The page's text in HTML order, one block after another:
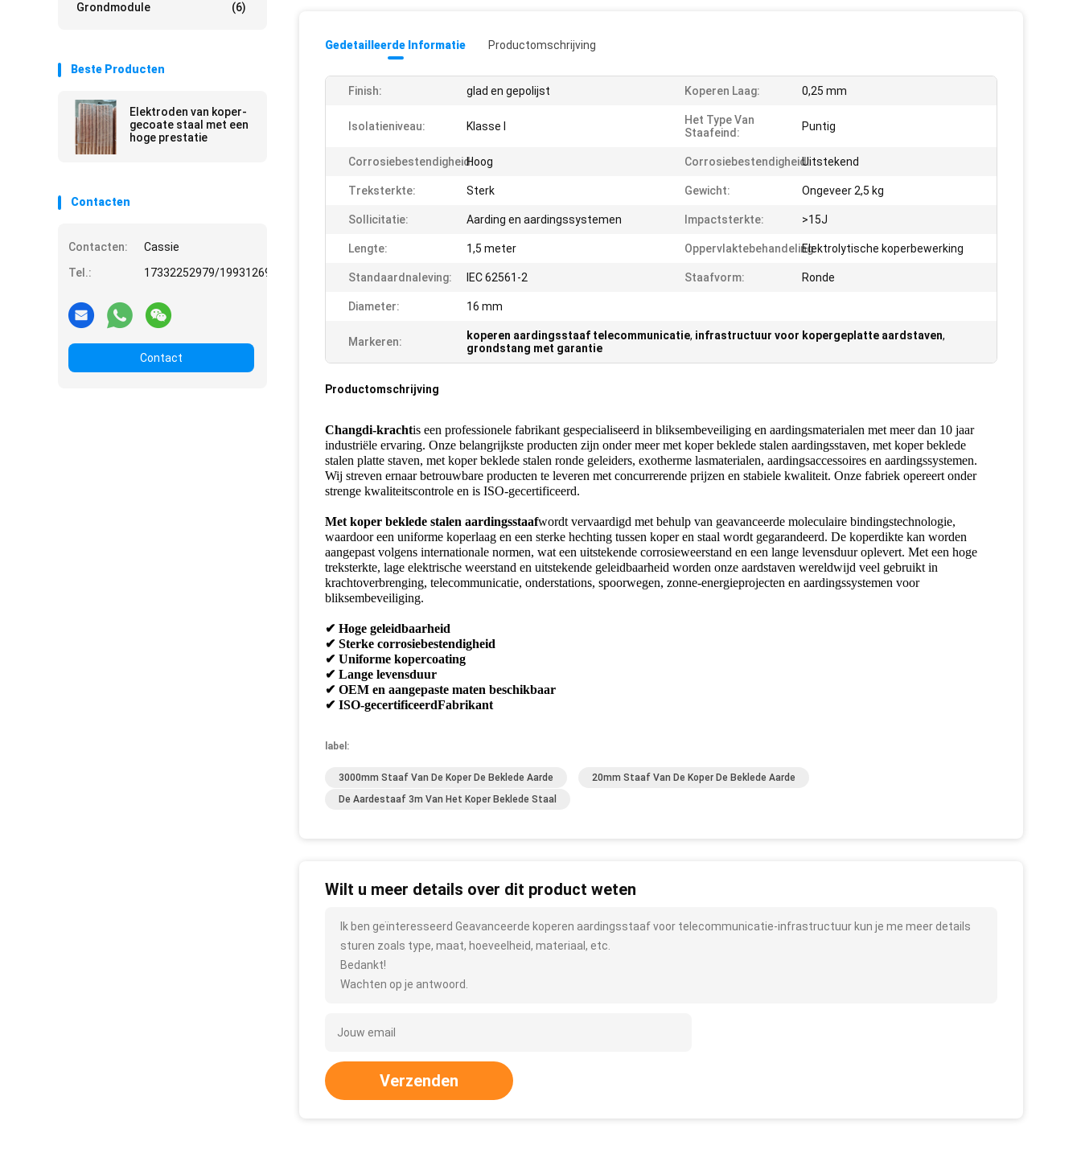
Grondmodule (6)
Beste Producten
Elektroden van koper-
gecoate staal met een
hoge prestatie
Contacten
Contacten:
Cassie
Tel.:
17332252979/19931269508
Contact
Gedetailleerde Informatie Productomschrijving
Finish: glad en gepolijst Koperen Laag: 0,25 mm
Isolatieniveau: Klasse I
Het Type Van
Staafeind:
Puntig
Corrosiebestendigheid:Hoog Corrosiebestendigheid:Uitstekend
Treksterkte: Sterk Gewicht: Ongeveer 2,5 kg
Sollicitatie: Aarding en aardingssystemen Impactsterkte: >15J
Lengte: 1,5 meter Oppervlaktebehandeling:Elektrolytische koperbewerking
Standaardnaleving: IEC 62561-2 Staafvorm: Ronde
Diameter: 16 mm
Markeren: koperen aardingsstaaf telecommunicatie, infrastructuur voor kopergeplatte aardstaven,
grondstang met garantie
Productomschrijving
Changdi-krachtis een professionele fabrikant gespecialiseerd in bliksembeveiliging en aardingsmaterialen met meer dan 10 jaar
industriële ervaring. Onze belangrijkste producten zijn onder meer met koper beklede stalen aardingsstaven, met koper beklede
stalen platte staven, met koper beklede stalen ronde geleiders, exotherme lasmaterialen, aardingsaccessoires en aardingssystemen.
Wij streven ernaar betrouwbare producten te leveren met concurrerende prijzen en stabiele kwaliteit. Onze fabriek opereert onder
strenge kwaliteitscontrole en is ISO-gecertificeerd.
Met koper beklede stalen aardingsstaafwordt vervaardigd met behulp van geavanceerde moleculaire bindingstechnologie,
waardoor een uniforme koperlaag en een sterke hechting tussen koper en staal wordt gegarandeerd. De koperdikte kan worden
aangepast volgens internationale normen, wat een uitstekende corrosieweerstand en een lange levensduur oplevert. Met een hoge
treksterkte, lage elektrische weerstand en uitstekende geleidbaarheid worden onze aardstaven wereldwijd veel gebruikt in
krachtoverbrenging, telecommunicatie, onderstations, spoorwegen, zonne-energieprojecten en aardingssystemen voor
bliksembeveiliging.
✔ Hoge geleidbaarheid
✔ Sterke corrosiebestendigheid
✔ Uniforme kopercoating
✔ Lange levensduur
✔ OEM en aangepaste maten beschikbaar
✔ ISO-gecertificeerdFabrikant
label:
3000mm Staaf Van De Koper De Beklede Aarde
20mm Staaf Van De Koper De Beklede Aarde
De Aardestaaf 3m Van Het Koper Beklede Staal
Wilt u meer details over dit product weten
Ik ben geïnteresseerd Geavanceerde koperen aardingsstaaf voor telecommunicatie-infrastructuur kun je me meer details
sturen zoals type, maat, hoeveelheid, materiaal, etc.
Bedankt!
Wachten op je antwoord.
Verzenden